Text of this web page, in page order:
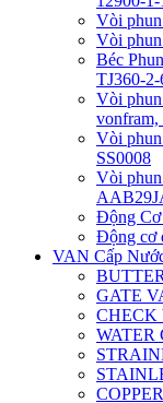
Vòi
Vòi
Béc
TJ360-
Vòi
vonfram,
Vòi
SS0008
Vòi
Động Cơ
Động cơ
VAN Cấp
GATE
CHECK
WATER